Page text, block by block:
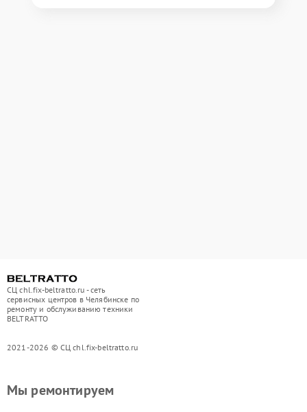
СЦ chl.fix-beltratto.ru - сеть
сервисных центров в Челябинске по
ремонту и обслуживанию техники
BELTRATTO
2021-2026 © СЦ chl.fix-beltratto.ru
Мы ремонтируем